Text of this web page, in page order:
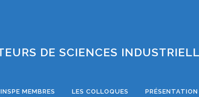
DE SCIENCES
MEMBRES LES COLLOQUES